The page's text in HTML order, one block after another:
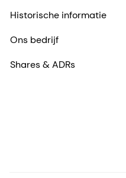
Historische informatie
Ons bedrijf
Shares & ADRs